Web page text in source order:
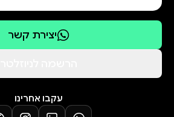
יצירת קשר
עקבו אחרינו